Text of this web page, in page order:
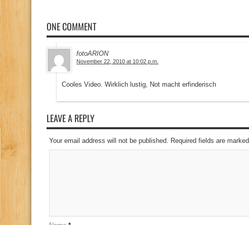
ONE COMMENT
fotoARION
November 22, 2010 at 10:02 p.m.
Cooles Video. Wirklich lustig, Not macht erfinderisch
LEAVE A REPLY
Your email address will not be published. Required fields are marked